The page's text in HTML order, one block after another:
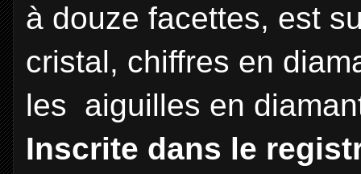
à douze facettes, est
cristal, chiffres en
les aiguilles en
Inscrite dans le